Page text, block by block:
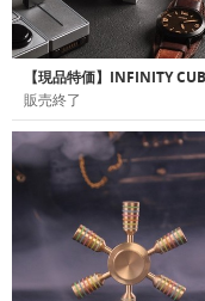
販売終了